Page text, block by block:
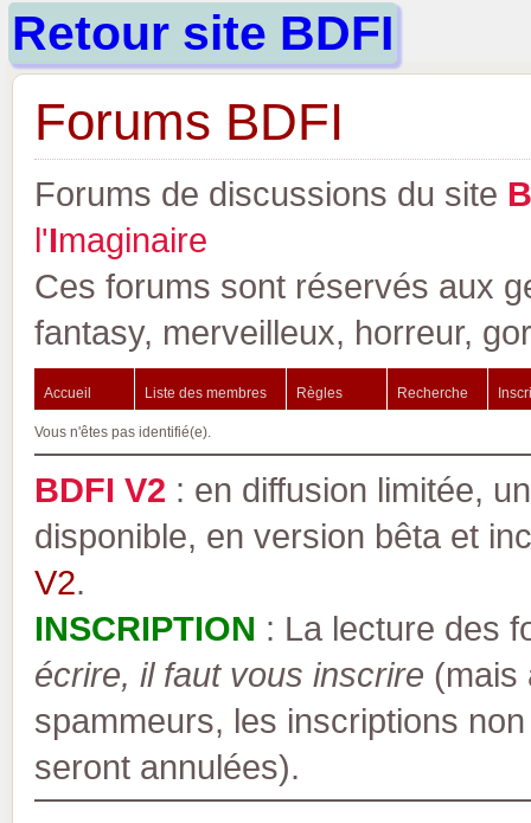
Retour site BDFI
Forums BDFI
Forums de discussions du site B
l'Imaginaire
Ces forums sont réservés aux
fantasy, merveilleux, horreur,
Accueil Liste des membres Règles Recherche
Vous n'êtes pas identifié(e).
BDFI V2 : en diffusion limitée,
disponible, en version bêta et
V2.
INSCRIPTION : La lecture des
écrire, il faut vous inscrire (mais
spammeurs, les inscriptions
seront annulées).